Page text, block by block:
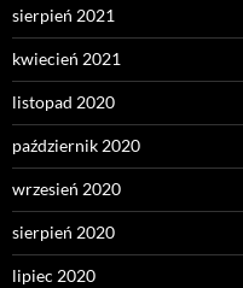
sierpień 2021
kwiecień 2021
listopad 2020
październik 2020
wrzesień 2020
sierpień 2020
lipiec 2020